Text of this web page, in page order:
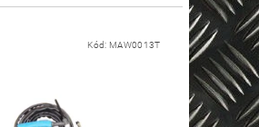
Kód: MAW0013T